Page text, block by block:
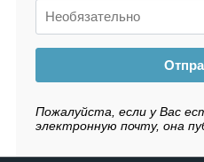
Пожалуйста, если у Вас
электронную почту, она